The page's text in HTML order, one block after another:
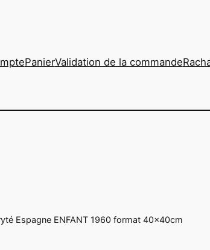
PanierValidation de la commande
Espagne ENFANT 1960 format 40x40cm